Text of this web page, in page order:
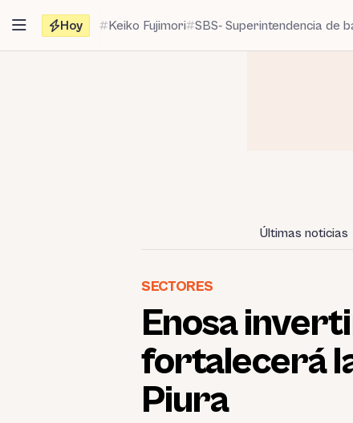
contenido
Hoy Keiko Fujimori SBS- Superintendencia de
Últimas noticias
SECTORES
Enosa
fortalecerá
Piura